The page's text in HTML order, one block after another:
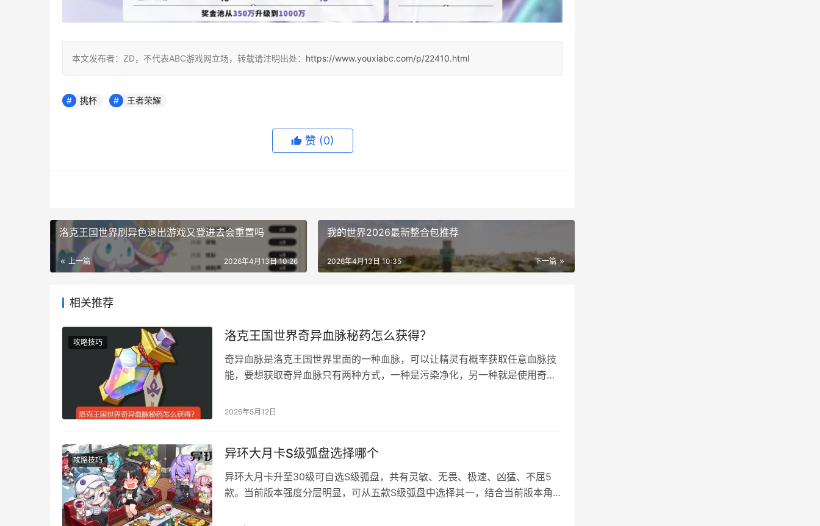
本文发布者：ZD，不代表ABC游戏网立场，转载请注明出处： https://www.youxiabc.com/p/22410.html
挑杯 王者荣耀
赞 (0)
洛克王国世界刷异色退出游戏又登进去会重置吗
上一篇 2026年4月13日 10:26
我的世界2026最新整合包推荐
下一篇
2026年4月13日 10:35
相关推荐
攻略技巧 洛克王国世界奇异血脉秘药怎么获得？
奇异血脉是洛克王国世界里面的一种血脉，可以让精灵有概率获取任意血脉技
能，要想获取奇异血脉只有两种方式，一种是污染净化，另一种就是使用奇异
异血脉秘药获取方式详解 炼金锅合成 1、给抓到的污染精灵使用净化灵药净化
2026年5月12日
攻略技巧 异环大月卡S级弧盘选择哪个
异环大月卡升至30级可自选S级弧盘，共有灵敏、无畏、极速、凶猛、不屈5
款。当前版本强度分层明显，可从五款S级弧盘中选择其一，结合当前版本角色